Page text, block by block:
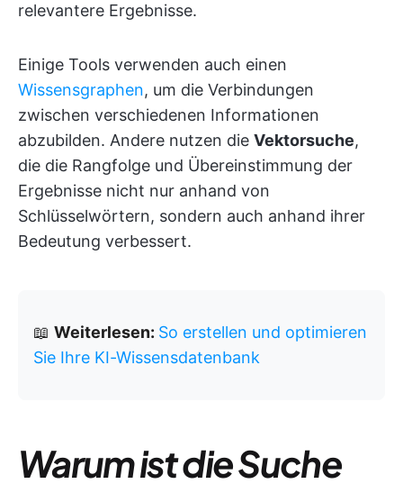
relevantere Ergebnisse.
Einige Tools verwenden auch einen
Wissensgraphen, um die Verbindungen
zwischen verschiedenen Informationen
abzubilden. Andere nutzen die Vektorsuche,
die die Rangfolge und Übereinstimmung der
Ergebnisse nicht nur anhand von
Schlüsselwörtern, sondern auch anhand ihrer
Bedeutung verbessert.
📖 Weiterlesen: So erstellen und optimieren
Sie Ihre KI-Wissensdatenbank
Warum ist die Suche